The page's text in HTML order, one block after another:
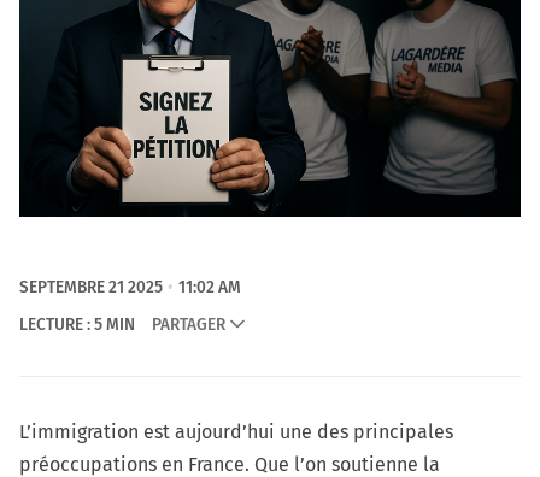
SEPTEMBRE 21 2025
11:02 AM
LECTURE : 5 MIN
PARTAGER
L’immigration est aujourd’hui une des principales
préoccupations en France. Que l’on soutienne la